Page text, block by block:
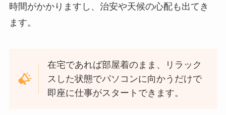
時間がかかりますし、治安や天候の心配も出てき
ます。
在宅であれば部屋着のまま、リラック
スした状態でパソコンに向かうだけで
即座に仕事がスタートできます。